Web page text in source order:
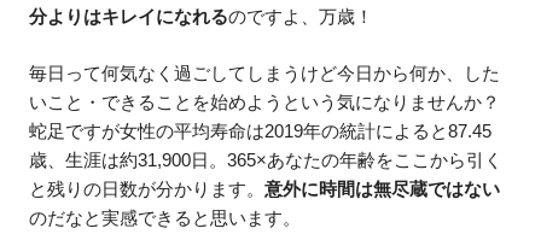
分よりはキレイになれるのですよ、万歳！
毎日って何気なく過ごしてしまうけど今日から何か、した
いこと・できることを始めようという気になりませんか？
蛇足ですが女性の平均寿命は2019年の統計によると87.45
歳、生涯は約31,900日。365×あなたの年齢をここから引く
と残りの日数が分かります。意外に時間は無尽蔵ではない
のだなと実感できると思います。